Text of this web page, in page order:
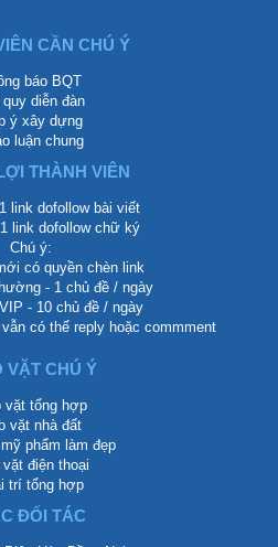
CẦN CHÚ Ý
báo BQT
quy diễn đàn
ý xây dựng
luận chung
THÀNH VIÊN
link dofollow bài viết
link dofollow chữ ký
Chú ý:
có quyền chèn link
- 1 chủ đề / ngày
- 10 chủ đề / ngày
có thể reply hoặc commment
VẶT CHÚ Ý
vặt tổng hợp
vặt nhà đất
phẩm làm đẹp
vặt điện thoại
trí tổng hợp
ĐỐI TÁC